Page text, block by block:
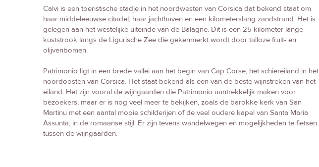
Calvi is een toeristische stadje in het noordwesten van Corsica dat bekend staat om
haar middeleeuwse citadel, haar jachthaven en een kilometerslang zandstrand. Het is
gelegen aan het westelijke uiteinde van de Balagne. Dit is een 25 kilometer lange
kuststrook langs de Ligurische Zee die gekenmerkt wordt door talloze fruit- en
olijvenbomen.
Patrimonio ligt in een brede vallei aan het begin van Cap Corse, het schiereiland in het
noordoosten van Corsica. Het staat bekend als een van de beste wijnstreken van het
eiland. Het zijn vooral de wijngaarden die Patrimonio aantrekkelijk maken voor
bezoekers, maar er is nog veel meer te bekijken, zoals de barokke kerk van San
Martinu met een aantal mooie schilderijen of de veel oudere kapel van Santa Maria
Assunta, in de romaanse stijl. Er zijn tevens wandelwegen en mogelijkheden te fietsen
tussen de wijngaarden.